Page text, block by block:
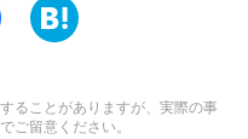
ることがありますが、実際の事
ご留意ください。